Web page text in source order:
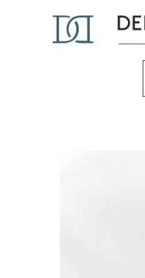
ACCUEIL
LE CABINET